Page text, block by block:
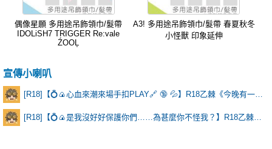
偶像星願 多用途吊飾領巾/髮帶
IDOLiSH7 TRIGGER Re:vale
ŹOOĻ
A3! 多用途吊飾領巾/髮帶 春夏秋冬
小怪獸 印象延伸
宣傳小喇叭